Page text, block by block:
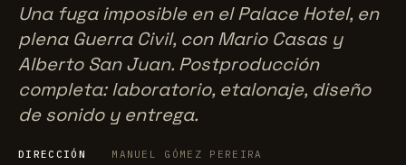
Una fuga imposible en el Palace Hotel, en
plena Guerra Civil, con Mario Casas y
Alberto San Juan. Postproducción
completa: laboratorio, etalonaje, diseño
de sonido y entrega.
DIRECCIÓN
MANUEL GÓMEZ PEREIRA